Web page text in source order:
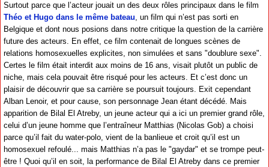
Surtout parce que l’acteur jouait un des deux rôles principaux dans le film
Théo et Hugo dans le même bateau, un film qui n’est pas sorti en
Belgique et dont nous posions dans notre critique la question de la carrière
future des acteurs. En effet, ce film contenait de longues scènes de
relations homosexuelles explicites, non simulées et sans "doublure sexe".
Certes le film était interdit aux moins de 16 ans, visait plutôt un public de
niche, mais cela pouvait être risqué pour les acteurs. Et c’est donc un
plaisir de découvrir que sa carrière se poursuit toujours. Exit cependant
Alban Lenoir, et pour cause, son personnage Jean étant décédé. Mais
apparition de Bilal El Atreby, un jeune acteur qui a ici un premier grand rôle,
celui d’un jeune homme que l’entraîneur Matthias (Nicolas Gob) a choisi
parce qu’il fait du water-polo, vient de la banlieue et croit qu’il est un
homosexuel refoulé... mais Matthias n’a pas le "gaydar" et se trompe peut-
être ! Quoi qu’il en soit, la performance de Bilal El Atreby dans ce premier